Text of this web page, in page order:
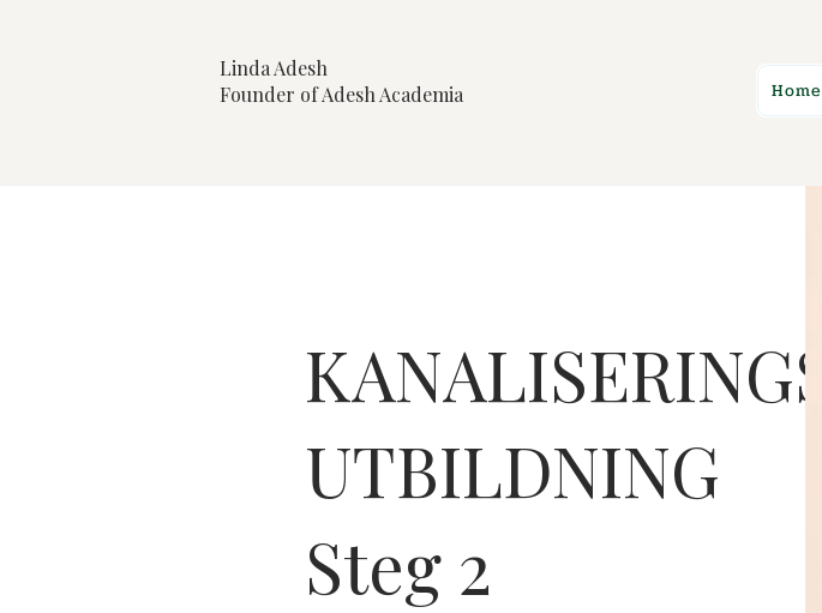
Linda Adesh
​Founder of Adesh Academia
Home
KANALISERINGS-
UTBILDNING
Steg 2